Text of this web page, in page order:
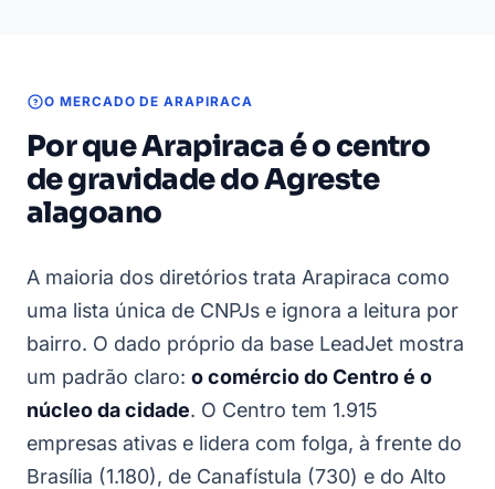
O MERCADO DE ARAPIRACA
Por que Arapiraca é o centro
de gravidade do Agreste
alagoano
A maioria dos diretórios trata Arapiraca como
uma lista única de CNPJs e ignora a leitura por
bairro. O dado próprio da base LeadJet mostra
um padrão claro: o comércio do Centro é o
núcleo da cidade. O Centro tem 1.915
empresas ativas e lidera com folga, à frente do
Brasília (1.180), de Canafístula (730) e do Alto